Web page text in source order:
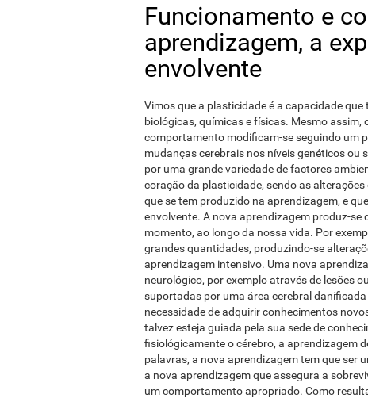
Funcionamento e
aprendizagem, a
envolvente
Vimos que a plasticidade é a capacidade
biológicas, químicas e físicas. Mesmo
comportamento modificam-se seguindo um
mudanças cerebrais nos níveis genéticos
por uma grande variedade de factores
coração da plasticidade, sendo as
que se tem produzido na aprendizagem, e
envolvente. A nova aprendizagem produz-
momento, ao longo da nossa vida. Por
grandes quantidades, produzindo-se
aprendizagem intensivo. Uma nova
neurológico, por exemplo através de lesões
suportadas por uma área cerebral
necessidade de adquirir conhecimentos
talvez esteja guiada pela sua sede de
fisiológicamente o cérebro, a aprendizagem
palavras, a nova aprendizagem tem que ser
a nova aprendizagem que assegura a
um comportamento apropriado. Como